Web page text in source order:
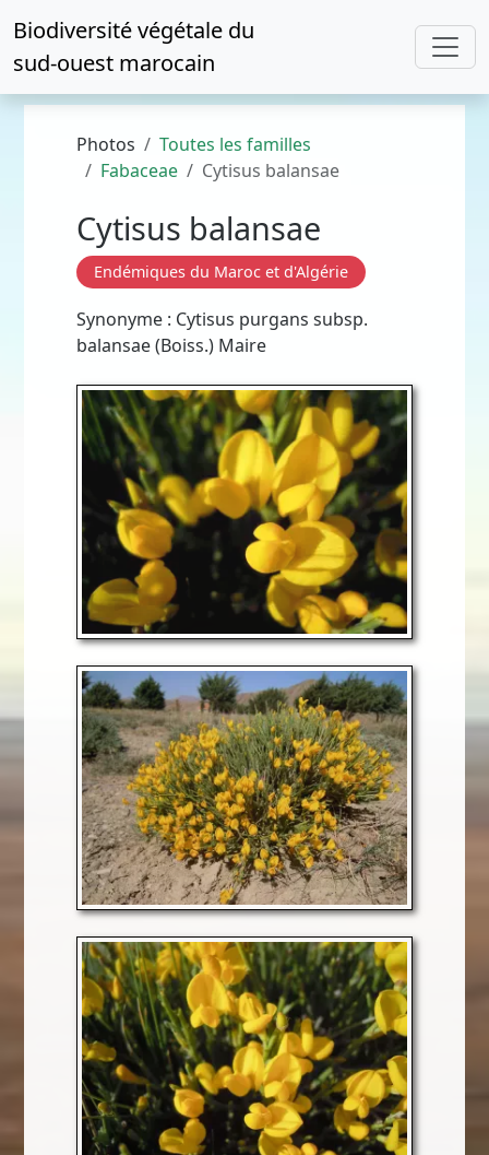
Biodiversité végétale du
sud-ouest marocain
Photos
Toutes les familles
Fabaceae
Cytisus balansae
Cytisus balansae
Endémiques du Maroc et d'Algérie
Synonyme : Cytisus purgans subsp.
balansae (Boiss.) Maire